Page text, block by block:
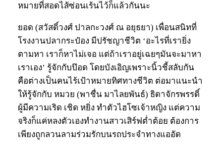
หมายที่สอดไส้ซ่อนเร้นไว้ก็แล้วกันนะ
ยอด (สวัสดิ์วงศ์ ปาลกะวงศ์ ณ อยุธยา) เพื่อนสนิทที่
โรงงานปลากระป๋อง มีปรัชญาชีวิต ‘อะไรที่เรายิ่ง
ตามหา เราก็หาไม่เจอ แต่ถ้าเราอยู่เฉยๆมันจะมาหา
เราเอง’ รู้จักกับป๊อด โดยบังเอิญเพราะนิ้วชี้สลับกัน
คือต่างเป็นคนไร้เป้าหมายทิศทางชีวิต ต่อมาแนะนำ
ให้รู้จักกับ หมวย (พาชื่น มาไลยพันธ์) ธิดาจักรพรรดิ์
ผู้มีความเริด เชิด หยิ่ง ทำตัวไฮโซเจ้าหญิง แต่ความ
จริงก็แค่หลงตัวเองทำงานสาวเสิร์ฟต่ำต้อย ต้องการ
เพียงถูกลวนลามร่วมรักบนรถประจำทางแออัด